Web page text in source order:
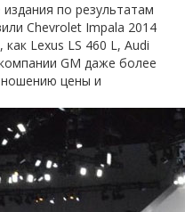
по результатам
Chevrolet Impala 2014
Lexus LS 460 L, Audi
GM даже более
цены и